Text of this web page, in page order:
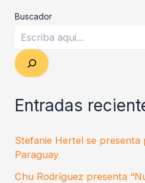
Buscador
Entradas
Stefanie Hertel se
Paraguay
Chu Rodríguez presenta